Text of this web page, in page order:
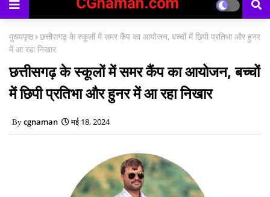
मुख्यपृष्ठ छत्तीसगढ़ के स्कूलों में समर कैंप का आयोजन, बच्चों में छिपी प्रतिभा और हुनर
में आ रहा निखार
छत्तीसगढ़ के स्कूलों में समर कैंप का आयोजन, बच्चों
में छिपी प्रतिभा और हुनर में आ रहा निखार
cgnaman मई 18, 2024